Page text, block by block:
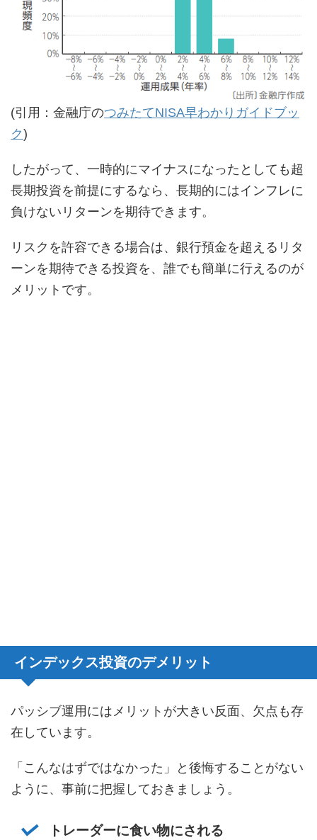
(引用：金融庁のつみたてNISA早わかりガイドブッ
ク)
したがって、一時的にマイナスになったとしても超
長期投資を前提にするなら、長期的にはインフレに
負けないリターンを期待できます。
リスクを許容できる場合は、銀行預金を超えるリタ
ーンを期待できる投資を、誰でも簡単に行えるのが
メリットです。
インデックス投資のデメリット
パッシブ運用にはメリットが大きい反面、欠点も存
在しています。
「こんなはずではなかった」と後悔することがない
ように、事前に把握しておきましょう。
トレーダーに食い物にされる